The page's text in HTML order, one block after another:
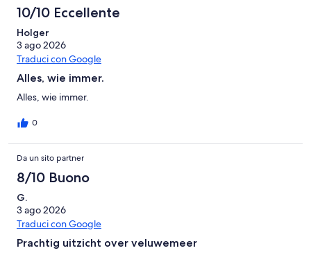
10/10 Eccellente
Holger
3 ago 2026
Traduci con Google
Alles, wie immer.
Alles, wie immer.
0
Da un sito partner
8/10 Buono
G.
3 ago 2026
Traduci con Google
Prachtig uitzicht over veluwemeer